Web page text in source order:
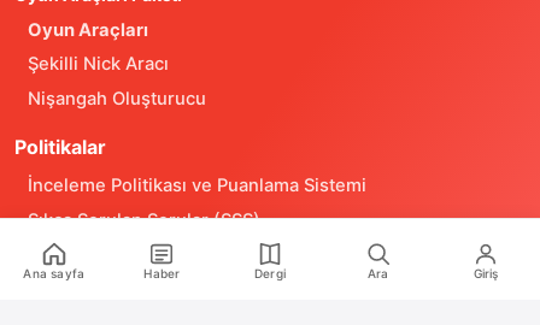
Oyun Araçları
Şekilli Nick Aracı
Nişangah Oluşturucu
Politikalar
İnceleme Politikası ve Puanlama Sistemi
Sıkça Sorulan Sorular (SSS)
Alıntı ve Yeniden Kullanım Politikası
Ana sayfa Haber Dergi Ara Giriş